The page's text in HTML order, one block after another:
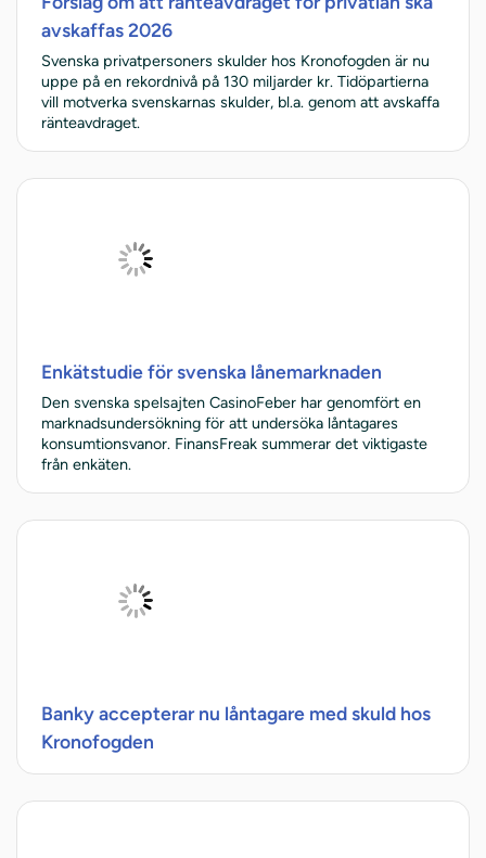
avskaffas 2026
Svenska privatpersoners skulder hos Kronofogden är nu
uppe på en rekordnivå på 130 miljarder kr. Tidöpartierna
vill motverka svenskarnas skulder, bl.a. genom att avskaffa
ränteavdraget.
Enkätstudie för svenska lånemarknaden
Den svenska spelsajten CasinoFeber har genomfört en
marknadsundersökning för att undersöka låntagares
konsumtionsvanor. FinansFreak summerar det viktigaste
från enkäten.
Banky accepterar nu låntagare med skuld hos
Kronofogden